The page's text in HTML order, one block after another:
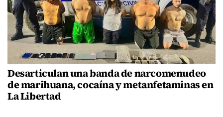
Desarticulan una banda de narcomenudeo
de marihuana, cocaína y metanfetaminas en
La Libertad